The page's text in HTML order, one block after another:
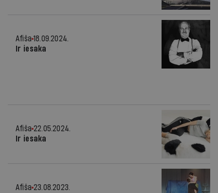
Afiša 18.09.2024.
Ir iesaka
Afiša 22.05.2024.
Ir iesaka
Afiša 23.08.2023.